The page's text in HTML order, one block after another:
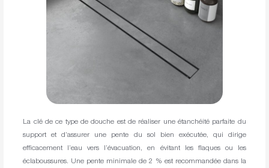
La clé de ce type de douche est de réaliser une étanchéité parfaite du
support et d’assurer une pente du sol bien exécutée, qui dirige
efficacement l’eau vers l’évacuation, en évitant les flaques ou les
éclaboussures. Une pente minimale de 2 % est recommandée dans la